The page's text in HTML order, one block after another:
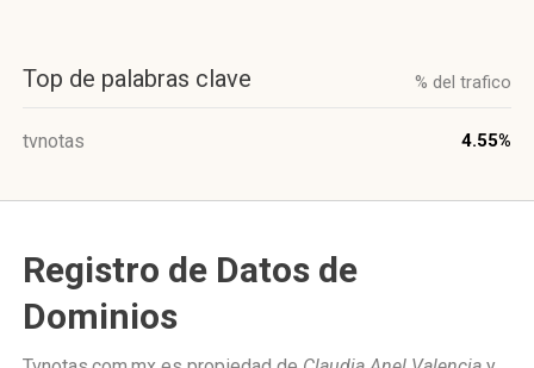
Top de palabras clave % del trafico
tvnotas 4.55%
Registro de Datos de
Dominios